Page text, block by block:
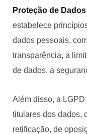
Proteção de Dados
estabelece
dados pessoais,
transparência, a
de dados, a
Além disso, a
titulares dos dados,
retificação, de